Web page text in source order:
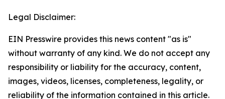
Legal Disclaimer:
EIN Presswire provides this news content "as is"
without warranty of any kind. We do not accept any
responsibility or liability for the accuracy, content,
images, videos, licenses, completeness, legality, or
reliability of the information contained in this article.